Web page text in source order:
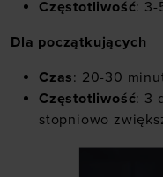
Częstotliwość: 3-
Dla początkujących
Czas: 20-30
Częstotliwość: 3
stopniowo